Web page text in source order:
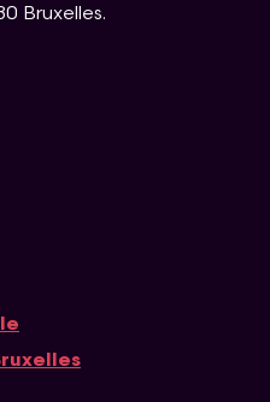
Bruxelles.